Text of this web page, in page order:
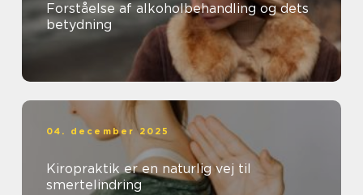
Forståelse af alkoholbehandling og dets
betydning
04. december 2025
Kiropraktik er en naturlig vej til
smertelindring